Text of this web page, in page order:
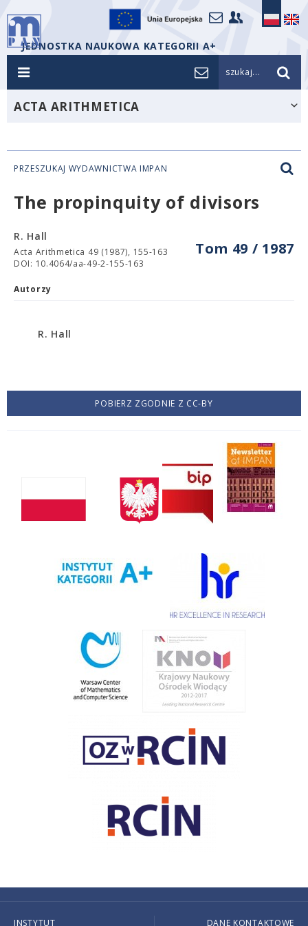
JEDNOSTKA NAUKOWA KATEGORII A+
szukaj...
ACTA ARITHMETICA
PRZESZUKAJ WYDAWNICTWA IMPAN
The propinquity of divisors
Tom 49 / 1987
R. Hall
Acta Arithmetica 49 (1987), 155-163
DOI: 10.4064/aa-49-2-155-163
Autorzy
R. Hall
POBIERZ ZGODNIE Z CC-BY
INSTYTUT DANE KONTAKTOWE